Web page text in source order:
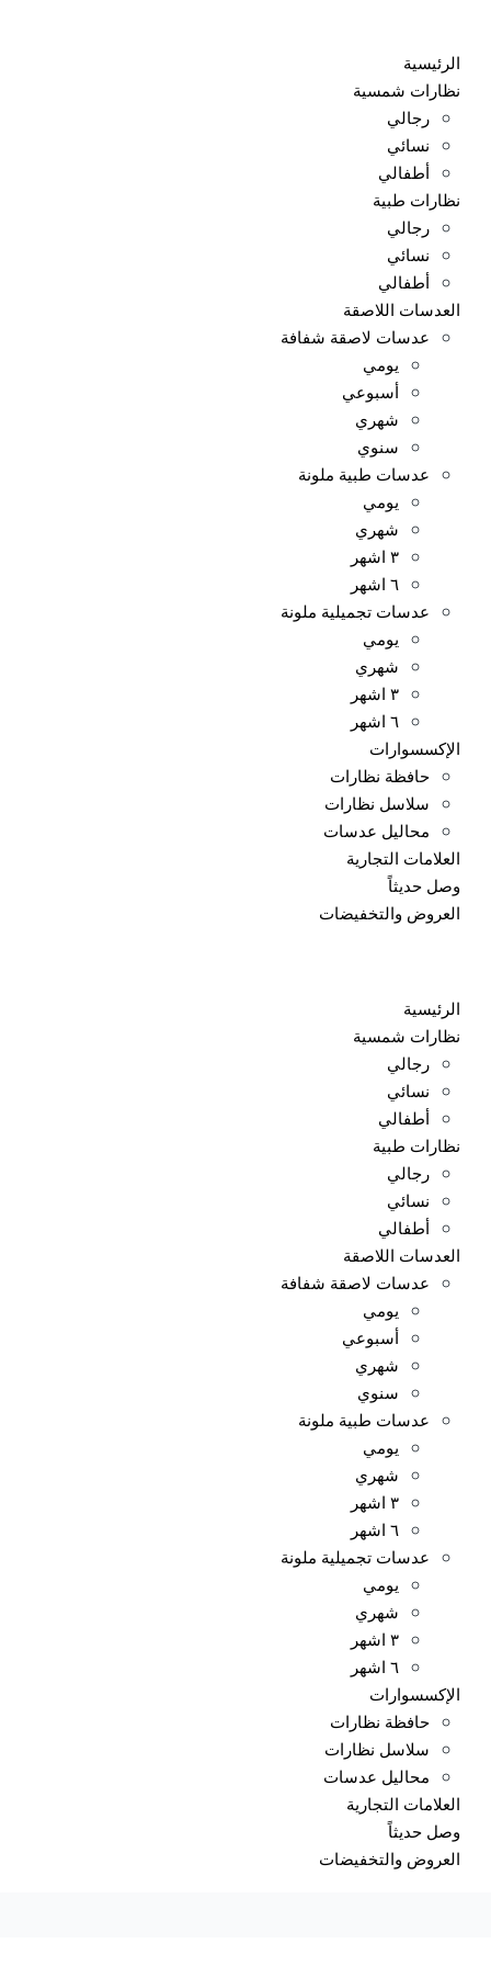
contentالرئيسية
نظارات شمسية
رجالي
نسائي
أطفالي
نظارات طبية
رجالي
نسائي
أطفالي
العدسات اللاصقة
عدسات لاصقة شفافة
يومي
أسبوعي
شهري
سنوي
عدسات طبية ملونة
يومي
شهري
٣ اشهر
٦ اشهر
عدسات تجميلية ملونة
يومي
شهري
٣ اشهر
٦ اشهر
الإكسسوارات
حافظة نظارات
سلاسل نظارات
محاليل عدسات
العلامات التجارية
وصل حديثاً
العروض والتخفيضات
الرئيسية
نظارات شمسية
رجالي
نسائي
أطفالي
نظارات طبية
رجالي
نسائي
أطفالي
العدسات اللاصقة
عدسات لاصقة شفافة
يومي
أسبوعي
شهري
سنوي
عدسات طبية ملونة
يومي
شهري
٣ اشهر
٦ اشهر
عدسات تجميلية ملونة
يومي
شهري
٣ اشهر
٦ اشهر
الإكسسوارات
حافظة نظارات
سلاسل نظارات
محاليل عدسات
العلامات التجارية
وصل حديثاً
العروض والتخفيضات